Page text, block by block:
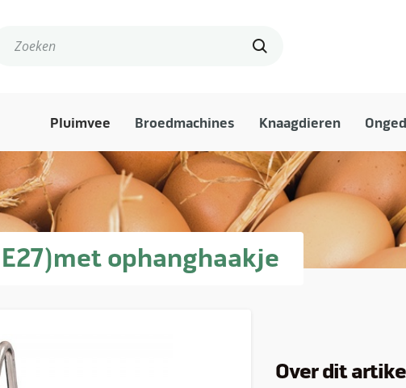
Pluimvee Broedmachines Knaagdieren
ophanghaakje
Over dit